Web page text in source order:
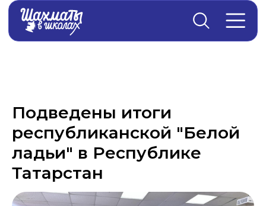
Подведены итоги
республиканской "Белой
ладьи" в Республике
Татарстан